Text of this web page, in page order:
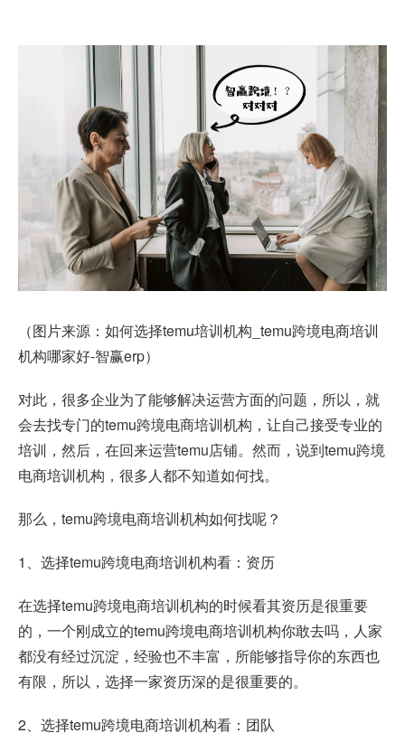
（图片来源：如何选择temu培训机构_temu跨境电商培训
机构哪家好-智赢erp）
对此，很多企业为了能够解决运营方面的问题，所以，就
会去找专门的temu跨境电商培训机构，让自己接受专业的
培训，然后，在回来运营temu店铺。然而，说到temu跨境
电商培训机构，很多人都不知道如何找。
那么，temu跨境电商培训机构如何找呢？
1、选择temu跨境电商培训机构看：资历
在选择temu跨境电商培训机构的时候看其资历是很重要
的，一个刚成立的temu跨境电商培训机构你敢去吗，人家
都没有经过沉淀，经验也不丰富，所能够指导你的东西也
有限，所以，选择一家资历深的是很重要的。
2、选择temu跨境电商培训机构看：团队